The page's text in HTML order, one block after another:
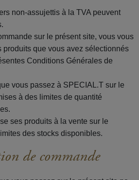
non-assujettis à la TVA peuvent
sur le présent site, vous vous
produits que vous avez sélectionnés
Conditions Générales de
vous passez à SPECIAL.T sur le
à des limites de quantité
ses produits à la vente sur le
des stocks disponibles.
de commande